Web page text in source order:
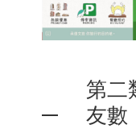
第二
友數